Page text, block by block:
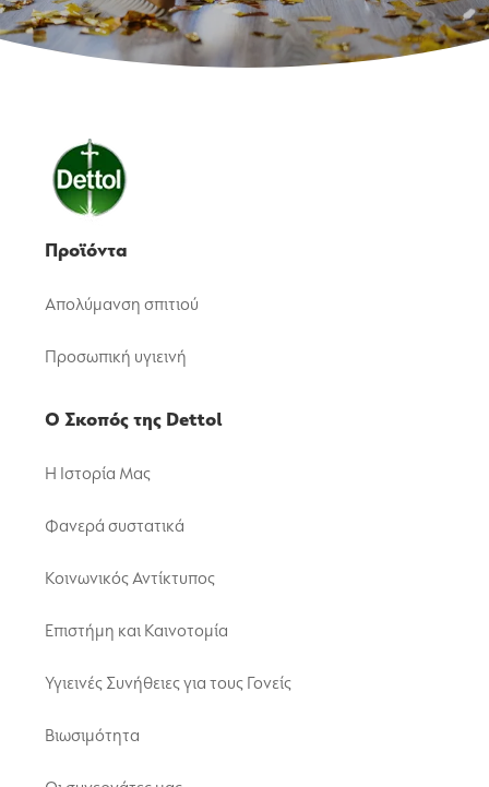
Προϊόντα
Απολύμανση σπιτιού
Προσωπική υγιεινή
Ο Σκοπός της Dettol
Η Ιστορία Μας
Φανερά συστατικά
Κοινωνικός Αντίκτυπος
Επιστήμη και Καινοτομία
Υγιεινές Συνήθειες για τους Γονείς
Βιωσιμότητα